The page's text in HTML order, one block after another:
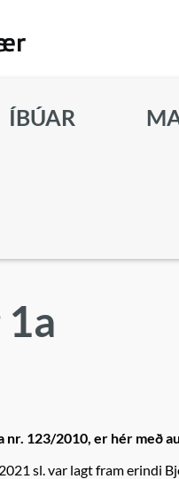
ÍBÚAR
nr. 123/2010, er hér með
sl. var lagt fram erindi